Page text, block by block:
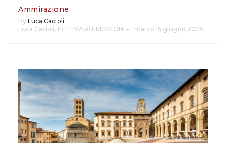
Ammirazione
By Luca Cacioli
Luca Cacioli, In TEMA di EMOZIONI – 1 marzo 15 giugno 2025